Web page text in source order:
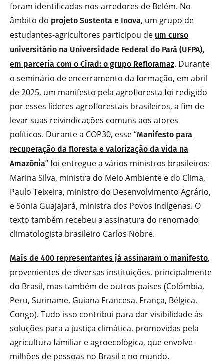
foram identificadas nos arredores de Belém. No
âmbito do projeto Sustenta e Inova, um grupo de
estudantes-agricultores participou de um curso
universitário na Universidade Federal do Pará (UFPA),
em parceria com o Cirad: o grupo Refloramaz. Durante
o seminário de encerramento da formação, em abril
de 2025, um manifesto pela agrofloresta foi redigido
por esses líderes agroflorestais brasileiros, a fim de
levar suas reivindicações comuns aos atores
políticos. Durante a COP30, esse “Manifesto para
recuperação da floresta e valorização da vida na
Amazônia” foi entregue a vários ministros brasileiros:
Marina Silva, ministra do Meio Ambiente e do Clima,
Paulo Teixeira, ministro do Desenvolvimento Agrário,
e Sonia Guajajará, ministra dos Povos Indígenas. O
texto também recebeu a assinatura do renomado
climatologista brasileiro Carlos Nobre.
Mais de 400 representantes já assinaram o manifesto,
provenientes de diversas instituições, principalmente
do Brasil, mas também de outros países (Colômbia,
Peru, Suriname, Guiana Francesa, França, Bélgica,
Congo). Tudo isso contribui para dar visibilidade às
soluções para a justiça climática, promovidas pela
agricultura familiar e agroecológica, que envolve
milhões de pessoas no Brasil e no mundo.